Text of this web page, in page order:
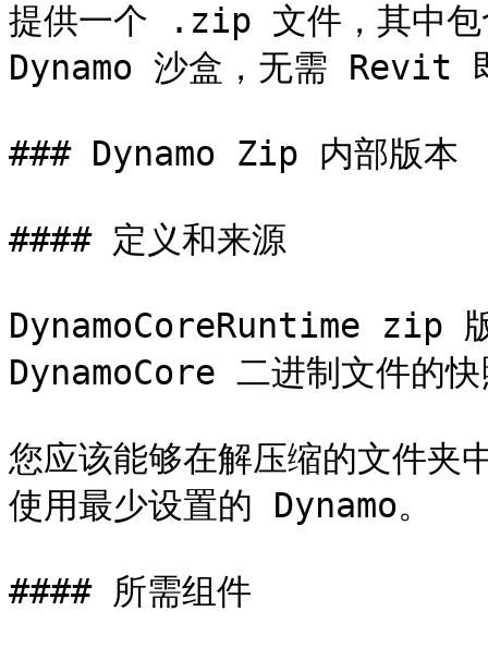
提供一个 .zip 文件，其中包
Dynamo 沙盒，无需 Revit
### Dynamo Zip 内部版本
#### 定义和来源
DynamoCoreRuntime zip
DynamoCore 二进制文件的快
您应该能够在解压缩的文件
使用最少设置的 Dynamo。
#### 所需组件